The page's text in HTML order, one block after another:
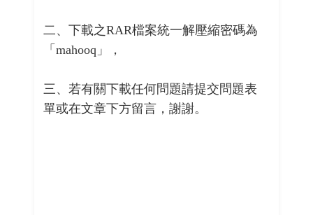
二、下載之RAR檔案統一解壓縮密碼為
「mahooq」，
三、若有關下載任何問題請提交問題表
單或在文章下方留言，謝謝。